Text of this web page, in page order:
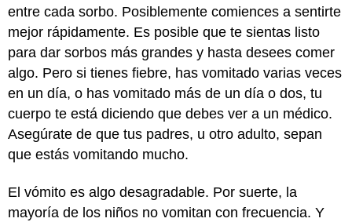
entre cada sorbo. Posiblemente comiences a sentirte
mejor rápidamente. Es posible que te sientas listo
para dar sorbos más grandes y hasta desees comer
algo. Pero si tienes fiebre, has vomitado varias veces
en un día, o has vomitado más de un día o dos, tu
cuerpo te está diciendo que debes ver a un médico.
Asegúrate de que tus padres, u otro adulto, sepan
que estás vomitando mucho.
El vómito es algo desagradable. Por suerte, la
mayoría de los niños no vomitan con frecuencia. Y